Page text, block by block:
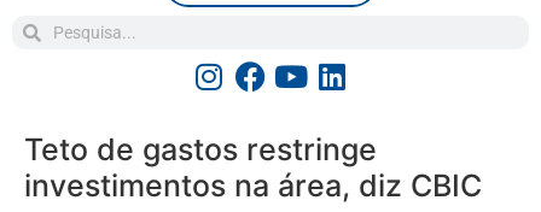
Teto de gastos restringe
investimentos na área, diz CBIC